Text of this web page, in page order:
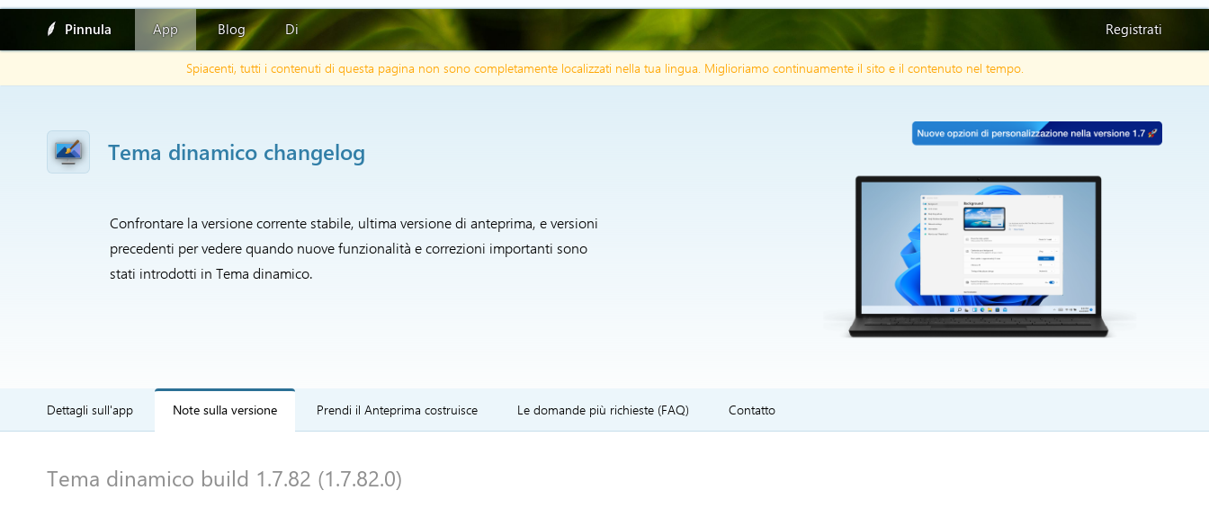
Pinnula Registrati
App Blog Di
Spiacenti, tutti i contenuti di questa pagina non sono completamente localizzati nella tua lingua. Miglioriamo continuamente il sito e il contenuto nel tempo.
Tema dinamico changelog
Confrontare la versione corrente stabile, ultima versione di anteprima, e versioni
precedenti per vedere quando nuove funzionalità e correzioni importanti sono
stati introdotti in Tema dinamico.
Dettagli sull'app Note sulla versione Prendi il Anteprima costruisce Le domande più richieste (FAQ) Contatto
Tema dinamico build 1.7.82 (1.7.82.0)